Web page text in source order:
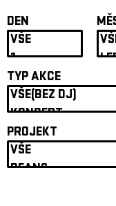
DEN
TYP AKCE
PROJEKT